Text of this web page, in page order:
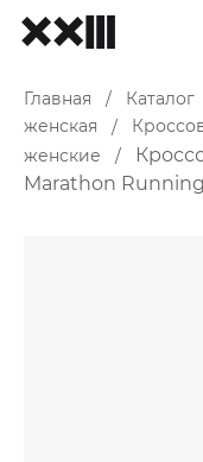
Главная / Каталог
женская
/
женские
/
Marathon